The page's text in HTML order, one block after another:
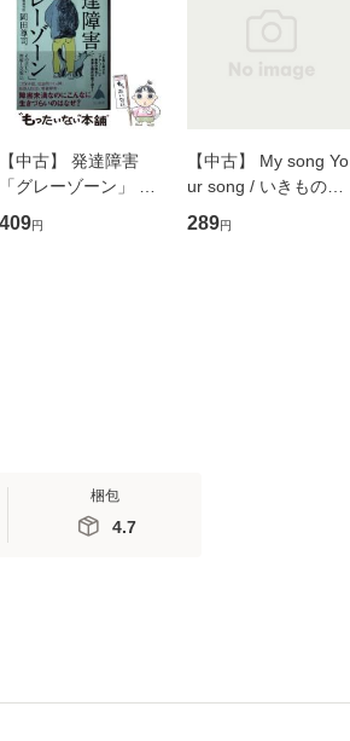
【中古】 発達障害
「グレーゾーン」 そ
の正しい理解と克服法
(SB新書 572) / 岡田尊
409円
【中古】 My song Yo
ur song / いきものが
かり / [CD]【メール便
送料無料】
289円
梱包
4.7